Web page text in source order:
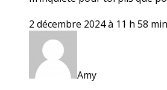
2 décembre 2024 à 11 h 58 min
Amy